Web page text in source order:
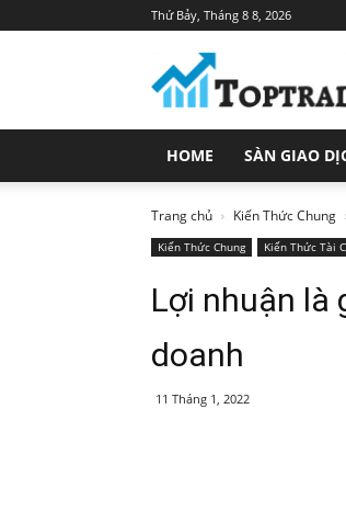
Thứ Bảy, Tháng 8 8, 2026
Tin
Tức
Đầu
Tư
Chính
HOME SÀN GIAO
Trang chủ Kiến Thức Chung
Kiến Thức Chung Kiến Thức Tài
Lợi nhuận là
doanh
11 Tháng 1, 2022